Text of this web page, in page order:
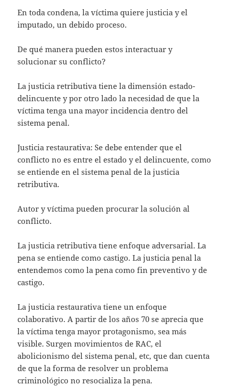
En toda condena, la víctima quiere justicia y el
imputado, un debido proceso.
De qué manera pueden estos interactuar y
solucionar su conflicto?
La justicia retributiva tiene la dimensión estado-
delincuente y por otro lado la necesidad de que la
víctima tenga una mayor incidencia dentro del
sistema penal.
Justicia restaurativa: Se debe entender que el
conflicto no es entre el estado y el delincuente, como
se entiende en el sistema penal de la justicia
retributiva.
Autor y víctima pueden procurar la solución al
conflicto.
La justicia retributiva tiene enfoque adversarial. La
pena se entiende como castigo. La justicia penal la
entendemos como la pena como fin preventivo y de
castigo.
La justicia restaurativa tiene un enfoque
colaborativo. A partir de los años 70 se aprecia que
la víctima tenga mayor protagonismo, sea más
visible. Surgen movimientos de RAC, el
abolicionismo del sistema penal, etc, que dan cuenta
de que la forma de resolver un problema
criminológico no resocializa la pena.